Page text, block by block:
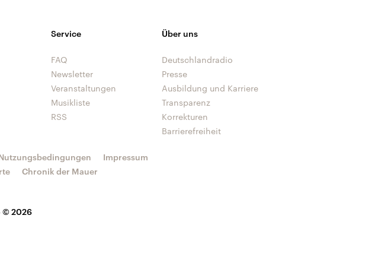
Service
FAQ
Newsletter
Veranstaltungen
Musikliste
RSS
Über uns
Deutschlandradio
Presse
Ausbildung und Karriere
Transparenz
Korrekturen
Barrierefreiheit
© 2026
Impressum
Chronik der Mauer